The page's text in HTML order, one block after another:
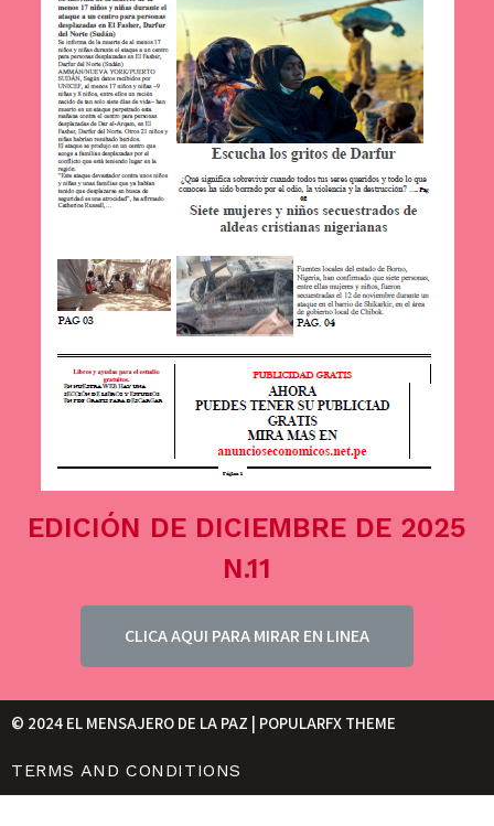
EDICIÓN DE DICIEMBRE DE 2025
N.11
CLICA AQUI PARA MIRAR EN LINEA
© 2024 EL MENSAJERO DE LA PAZ | POPULARFX THEME
TERMS AND CONDITIONS